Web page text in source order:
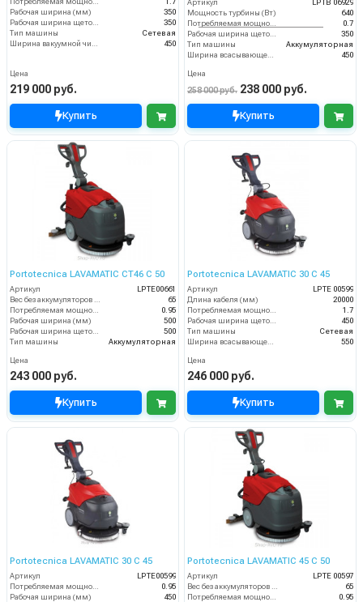
Потребляемая мощность (кВт)
1.7
Рабочая ширина (мм)
350
Рабочая ширина щеток (мм)
350
Тип машины
Сетевая
Ширина вакуумной чистки (мм)
450
Цена
219 000 руб.
Купить
Артикул
LPTB 06929
Мощность турбины (Вт)
640
Потребляемая мощность (кВт)
0.7
Рабочая ширина щеток (мм)
350
Тип машины
Аккумуляторная
Ширина всасывающей балки (мм)
450
Цена
258 000 руб. 238 000 руб.
Купить
Portotecnica LAVAMATIC СТ46 C 50
Артикул
LPTE00661
Вес без аккумуляторов (кг)
65
Потребляемая мощность (кВт)
0.95
Рабочая ширина (мм)
500
Рабочая ширина щеток (мм)
500
Тип машины
Аккумуляторная
Цена
243 000 руб.
Купить
Portotecnica LAVAMATIC 30 C 45
Артикул
LPTЕ 00599
Длина кабеля (мм)
20000
Потребляемая мощность (кВт)
1.7
Рабочая ширина щеток (мм)
450
Тип машины
Сетевая
Ширина всасывающей балки (мм)
550
Цена
246 000 руб.
Купить
Portotecnica LAVAMATIC 30 С 45
Артикул
LPTE00599
0.95
Рабочая ширина (мм)
450
Portotecnica LAVAMATIC 45 C 50
Артикул
LPTЕ 00597
65
0.95